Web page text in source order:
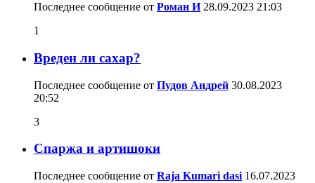
Последнее сообщение от Роман И28.09.2023 21:03
1
Вреден ли сахар?
Последнее сообщение от Пудов Андрей 30.08.2023
20:52
3
Спаржа и артишоки
Последнее сообщение от Raja Kumari dasi 16.07.2023